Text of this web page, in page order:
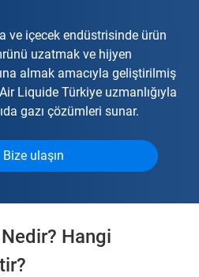
ve içecek endüstrisinde ürün
uzatmak ve hijyen
almak amacıyla geliştirilmiş
Liquide Türkiye uzmanlığıyla
gazı çözümleri sunar.
Bize ulaşın
Hangi